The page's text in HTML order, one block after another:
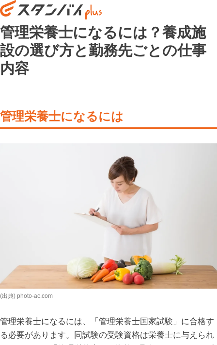
管理栄養士になるには？養成施
設の選び方と勤務先ごとの仕事
内容
管理栄養士になるには
(出典) photo-ac.com
管理栄養士になるには、「管理栄養士国家試験」に合格す
る必要があります。同試験の受験資格は栄養士に与えられ